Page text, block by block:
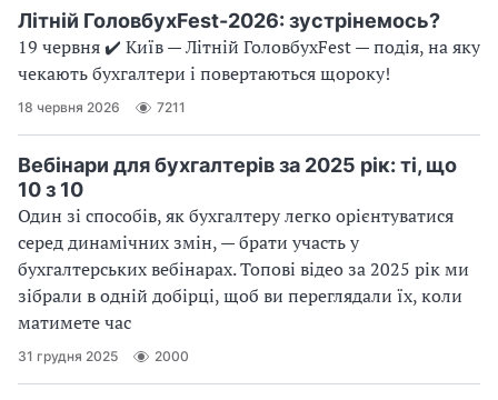
Літній ГоловбухFest-2026: зустрінемось?
19 червня ✔️ Київ — Літній ГоловбухFest — подія, на яку
чекають бухгалтери і повертаються щороку!
18 червня 2026 7211
Вебінари для бухгалтерів за 2025 рік: ті, що
10 з 10
Один зі способів, як бухгалтеру легко орієнтуватися
серед динамічних змін, — брати участь у
бухгалтерських вебінарах. Топові відео за 2025 рік ми
зібрали в одній добірці, щоб ви переглядали їх, коли
матимете час
31 грудня 2025 2000